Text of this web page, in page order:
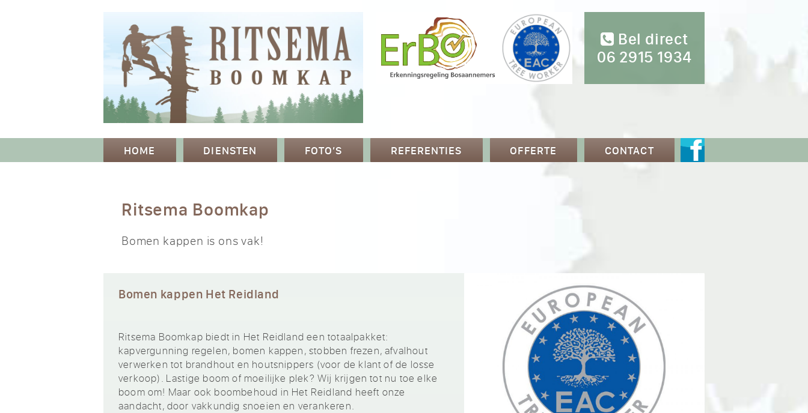
Bel direct
06 2915 1934
HOME DIENSTEN FOTO’S REFERENTIES OFFERTE CONTACT
Ritsema Boomkap
Bomen kappen is ons vak!
Bomen kappen Het Reidland
Ritsema Boomkap biedt in Het Reidland een totaalpakket:
kapvergunning regelen, bomen kappen, stobben frezen, afvalhout
verwerken tot brandhout en houtsnippers (voor de klant of de losse
verkoop). Lastige boom of moeilijke plek? Wij krijgen tot nu toe elke
boom om! Maar ook boombehoud in Het Reidland heeft onze
aandacht, door vakkundig snoeien en verankeren.